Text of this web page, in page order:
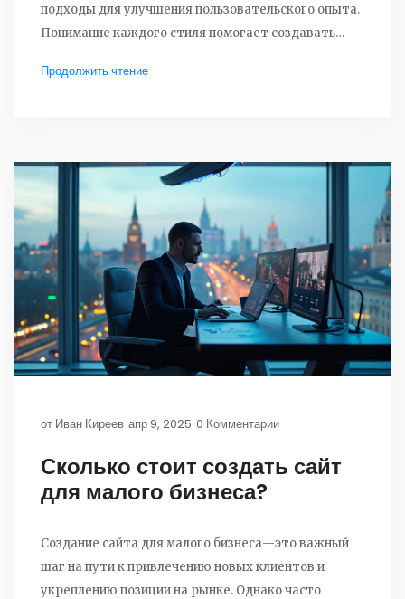
подходы для улучшения пользовательского опыта.
Понимание каждого стиля помогает создавать
виды веб-дизайна актуальны в 2025 году.
Продолжить чтение
от Иван Киреев апр 9, 2025 0 Комментарии
Сколько стоит создать сайт
для малого бизнеса?
Создание сайта для малого бизнеса—это важный
шаг на пути к привлечению новых клиентов и
укреплению позиции на рынке. Однако часто